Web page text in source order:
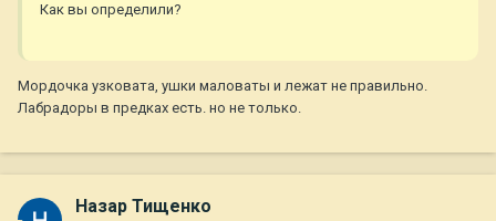
Как вы определили?
Мордочка узковата, ушки маловаты и лежат не правильно.
Лабрадоры в предках есть. но не только.
Назар Тищенко